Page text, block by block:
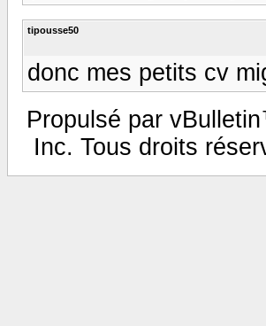
tipousse50
donc mes petits cv
Propulsé par
Inc. Tous droits